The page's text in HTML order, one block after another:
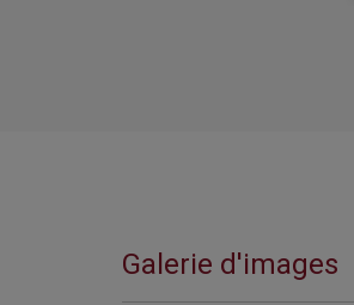
Galerie d'images